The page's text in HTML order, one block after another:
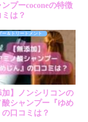
プーcoconeの特徴
ミは？
ー＆トリートメント
加】ノンシリコンの
酸シャンプー『ゆめ
の口コミは？